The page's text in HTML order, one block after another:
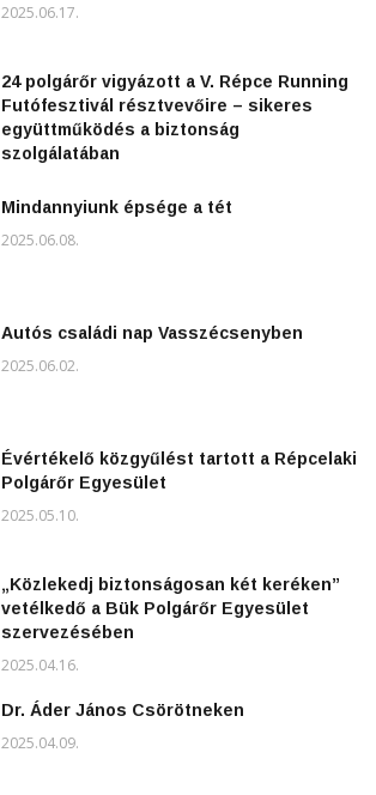
2025.06.17.
24 polgárőr vigyázott a V. Répce Running
Futófesztivál résztvevőire – sikeres
együttműködés a biztonság
szolgálatában
Mindannyiunk épsége a tét
2025.06.08.
Autós családi nap Vasszécsenyben
2025.06.02.
Évértékelő közgyűlést tartott a Répcelaki
Polgárőr Egyesület
2025.05.10.
„Közlekedj biztonságosan két keréken”
vetélkedő a Bük Polgárőr Egyesület
szervezésében
2025.04.16.
Dr. Áder János Csörötneken
2025.04.09.